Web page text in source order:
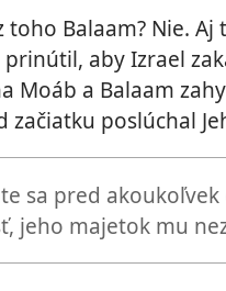
toho Balaam? Nie.
prinútil, aby Izrael
Moáb a Balaam
začiatku poslúchal
sa pred
jeho majetok mu